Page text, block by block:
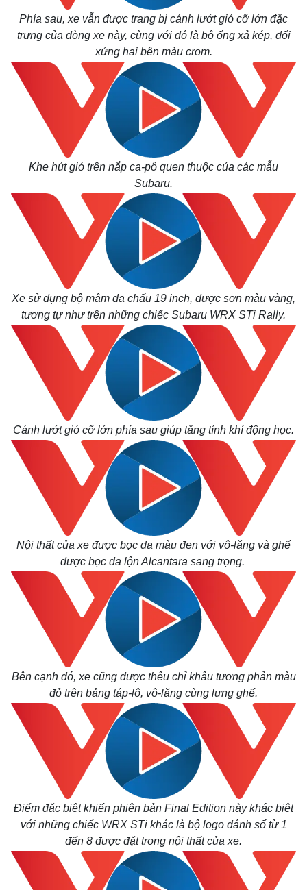
Thế giới
Quan sát
Cuộc sống đó đây
Hồ sơ
Multimedia
Video
Ảnh
E-Magazine
Infographic
Phía sau, xe vẫn được trang bị cánh lướt gió cỡ lớn đặc
trưng của dòng xe này, cùng với đó là bộ ống xả kép, đối
xứng hai bên màu crom.
Khe hút gió trên nắp ca-pô quen thuộc của các mẫu
Subaru.
Xe sử dụng bộ mâm đa chấu 19 inch, được sơn màu vàng,
tương tự như trên những chiếc Subaru WRX STi Rally.
Cánh lướt gió cỡ lớn phía sau giúp tăng tính khí động học.
Nội thất của xe được bọc da màu đen với vô-lăng và ghế
được bọc da lộn Alcantara sang trọng.
Bên cạnh đó, xe cũng được thêu chỉ khâu tương phản màu
đỏ trên bảng táp-lô, vô-lăng cùng lưng ghế.
Điểm đặc biệt khiến phiên bản Final Edition này khác biệt
với những chiếc WRX STi khác là bộ logo đánh số từ 1
đến 8 được đặt trong nội thất của xe.